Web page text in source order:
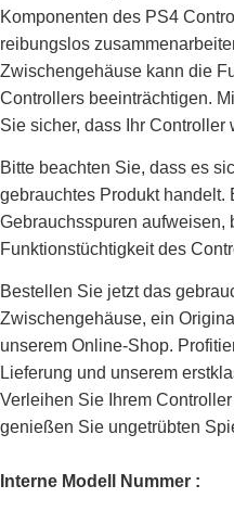
Komponenten des PS4
reibungslos
Zwischengehäuse kann die
Controllers beeinträchtigen.
Sie sicher, dass Ihr Controller
Bitte beachten Sie, dass es
gebrauchtes Produkt handelt.
Gebrauchsspuren aufweisen,
Funktionstüchtigkeit des
Bestellen Sie jetzt das
Zwischengehäuse, ein
unserem Online-Shop.
Lieferung und unserem
Verleihen Sie Ihrem
genießen Sie ungetrübten
Interne Modell Nummer :